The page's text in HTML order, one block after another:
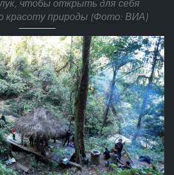
чтобы открыть для себя
красоту природы (Фото: ВИА)